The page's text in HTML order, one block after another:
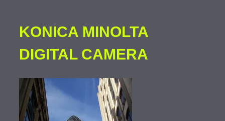
KONICA MINOLTA
DIGITAL CAMERA